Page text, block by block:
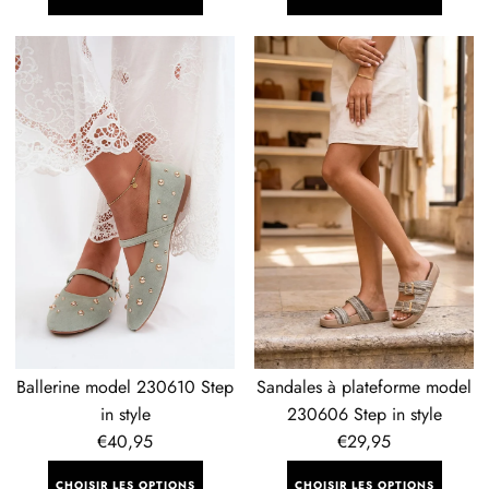
Ballerine
model
230610
Step
Ballerine model 230610 Step
in style
Prix
régulier
€40,95
CHOISIR LES OPTIONS
Sandales
à
plateforme
model
230606
Step
in
style
Sandales à plateforme model
230606 Step in style
Prix
régulier
€29,95
CHOISIR LES OPTIONS